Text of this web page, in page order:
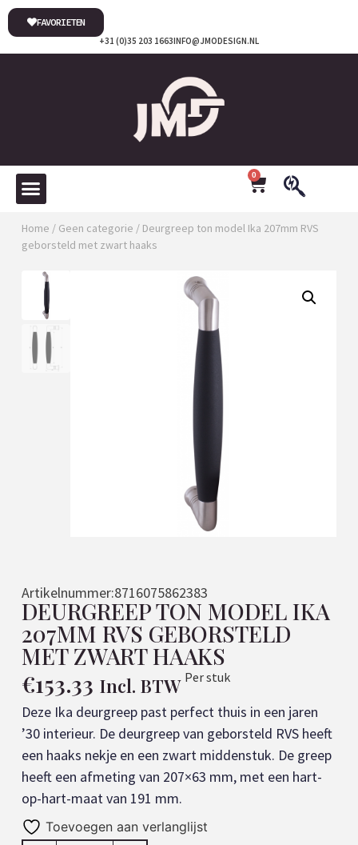
INFO@JMODESIGN.NL
+31 (0)35 203 1663
FAVORIETEN
0
Home / Geen categorie / Deurgreep ton model Ika 207mm RVS
geborsteld met zwart haaks
Artikelnummer:8716075862383
DEURGREEP TON MODEL IKA
207MM RVS GEBORSTELD
MET ZWART HAAKS
€153.33 Incl. BTW Per stuk
Deze Ika deurgreep past perfect thuis in een jaren
’30 interieur. De deurgreep van geborsteld RVS heeft
een haaks nekje en een zwart middenstuk. De greep
heeft een afmeting van 207×63 mm, met een hart-
op-hart-maat van 191 mm.
Toevoegen aan verlanglijst